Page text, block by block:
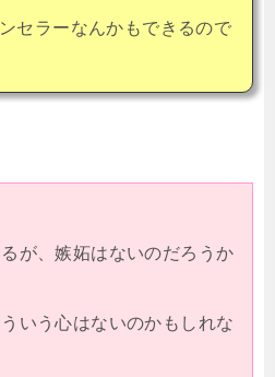
セラーなんかもできるので
が、嫉妬はないのだろうか
いう心はないのかもしれな